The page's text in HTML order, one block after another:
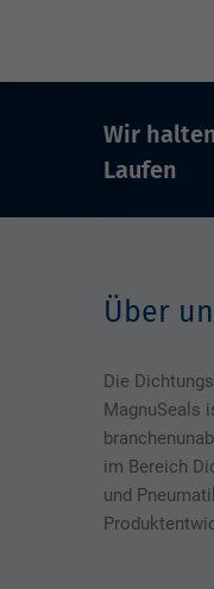
Wir
Laufen
Über
Die
MagnuSeals
im Bereich
und